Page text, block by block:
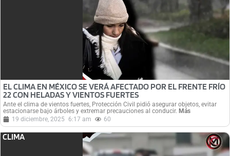
EL CLIMA EN MÉXICO SE VERÁ AFECTADO POR EL FRENTE FRÍO
22 CON HELADAS Y VIENTOS FUERTES
Ante el clima de vientos fuertes, Protección Civil pidió asegurar objetos, evitar
estacionarse bajo árboles y extremar precauciones al conducir. Más
19 diciembre, 2025
6:17 am 60
CLIMA